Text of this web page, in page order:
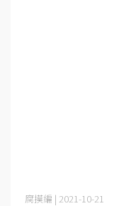
腐摸編 | 2021-10-21